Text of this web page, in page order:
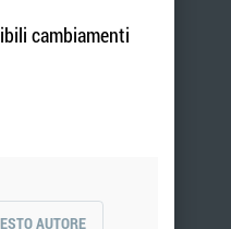
cambiamenti
AUTORE